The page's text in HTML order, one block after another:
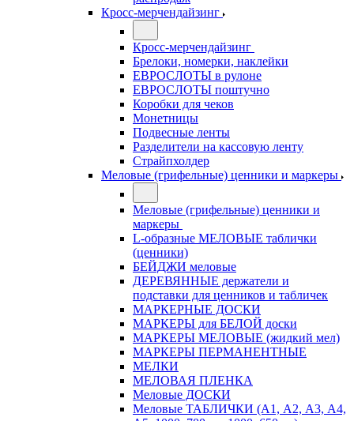
Кросс-мерчендайзинг
Кросс-мерчендайзинг
Брелоки, номерки, наклейки
ЕВРОСЛОТЫ в рулоне
ЕВРОСЛОТЫ поштучно
Коробки для чеков
Монетницы
Подвесные ленты
Разделители на кассовую ленту
Страйпхолдер
Меловые (грифельные) ценники и маркеры
Меловые (грифельные) ценники и
маркеры
L-образные МЕЛОВЫЕ таблички
(ценники)
БЕЙДЖИ меловые
ДЕРЕВЯННЫЕ держатели и
подставки для ценников и табличек
МАРКЕРНЫЕ ДОСКИ
МАРКЕРЫ для БЕЛОЙ доски
МАРКЕРЫ МЕЛОВЫЕ (жидкий мел)
МАРКЕРЫ ПЕРМАНЕНТНЫЕ
МЕЛКИ
МЕЛОВАЯ ПЛЕНКА
Меловые ДОСКИ
Меловые ТАБЛИЧКИ (А1, А2, А3, А4,